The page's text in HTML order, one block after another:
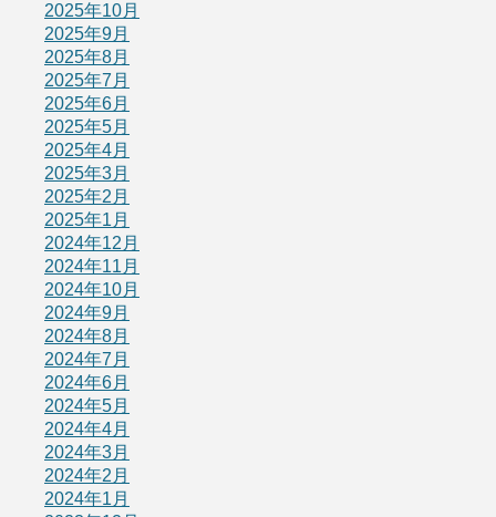
2025年10月
2025年9月
2025年8月
2025年7月
2025年6月
2025年5月
2025年4月
2025年3月
2025年2月
2025年1月
2024年12月
2024年11月
2024年10月
2024年9月
2024年8月
2024年7月
2024年6月
2024年5月
2024年4月
2024年3月
2024年2月
2024年1月